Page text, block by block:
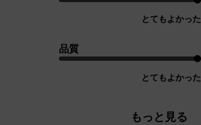
とてもよかった
品質
とてもよかった
もっと見る